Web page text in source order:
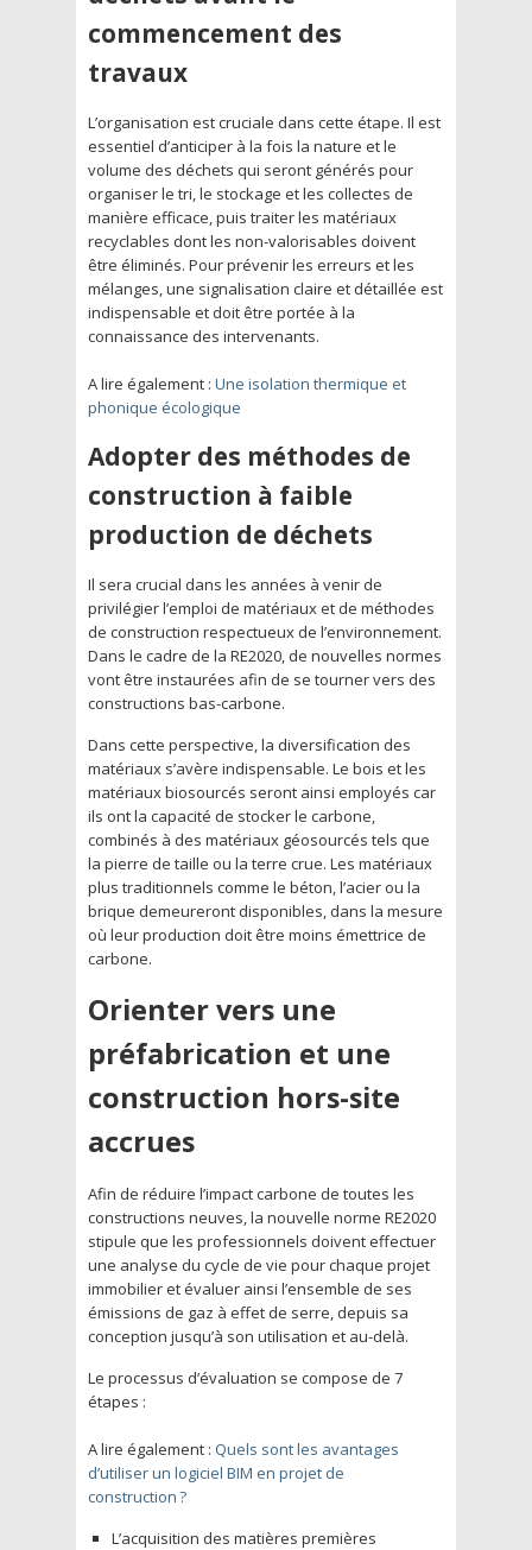
commencement des
travaux
L’organisation est cruciale dans cette étape. Il est
essentiel d’anticiper à la fois la nature et le
volume des déchets qui seront générés pour
organiser le tri, le stockage et les collectes de
manière efficace, puis traiter les matériaux
recyclables dont les non-valorisables doivent
être éliminés. Pour prévenir les erreurs et les
mélanges, une signalisation claire et détaillée est
indispensable et doit être portée à la
connaissance des intervenants.
A lire également : Une isolation thermique et
phonique écologique
Adopter des méthodes de
construction à faible
production de déchets
Il sera crucial dans les années à venir de
privilégier l’emploi de matériaux et de méthodes
de construction respectueux de l’environnement.
Dans le cadre de la RE2020, de nouvelles normes
vont être instaurées afin de se tourner vers des
constructions bas-carbone.
Dans cette perspective, la diversification des
matériaux s’avère indispensable. Le bois et les
matériaux biosourcés seront ainsi employés car
ils ont la capacité de stocker le carbone,
combinés à des matériaux géosourcés tels que
la pierre de taille ou la terre crue. Les matériaux
plus traditionnels comme le béton, l’acier ou la
brique demeureront disponibles, dans la mesure
où leur production doit être moins émettrice de
carbone.
Orienter vers une
préfabrication et une
construction hors-site
accrues
Afin de réduire l’impact carbone de toutes les
constructions neuves, la nouvelle norme RE2020
stipule que les professionnels doivent effectuer
une analyse du cycle de vie pour chaque projet
immobilier et évaluer ainsi l’ensemble de ses
émissions de gaz à effet de serre, depuis sa
conception jusqu’à son utilisation et au-delà.
Le processus d’évaluation se compose de 7
étapes :
A lire également : Quels sont les avantages
d’utiliser un logiciel BIM en projet de
construction ?
L’acquisition des matières premières